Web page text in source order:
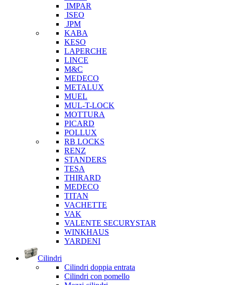
IMPAR
ISEO
JPM
KABA
KESO
LAPERCHE
LINCE
M&C
MEDECO
METALUX
MUEL
MUL-T-LOCK
MOTTURA
PICARD
POLLUX
RB LOCKS
RENZ
STANDERS
TESA
THIRARD
MEDECO
TITAN
VACHETTE
VAK
VALENTE SECURYSTAR
WINKHAUS
YARDENI
Cilindri
Cilindri doppia entrata
Cilindri con pomello